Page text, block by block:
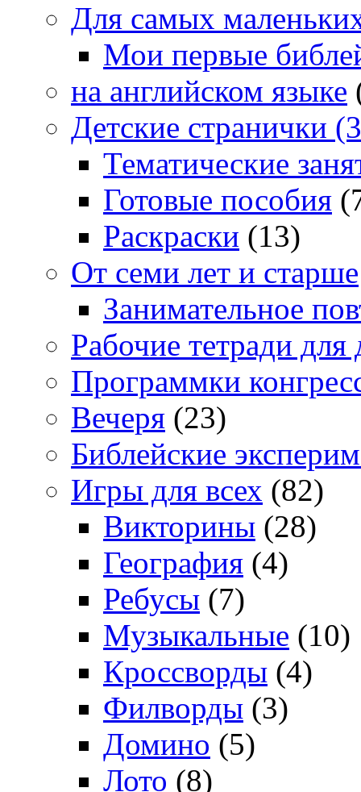
Для самых
Мои первые
на английском языке
Детские странички
Тематические
Готовые пособия
Раскраски (13)
От семи лет и старше
Занимательное
Рабочие тетради для
Программки
Вечеря (23)
Библейские
Игры для всех (82)
Викторины (28)
География (4)
Ребусы (7)
Музыкальные (10)
Кроссворды (4)
Филворды (3)
Домино (5)
Лото (8)